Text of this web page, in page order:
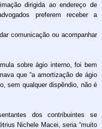
dirigida ao endereço de
preferem receber a
comunicação ou acompanhar
sobre ágio interno, foi bem
que “a amortização de ágio
sem qualquer dispêndio, não é
dos contribuintes se
Nichele Macei, seria “muito